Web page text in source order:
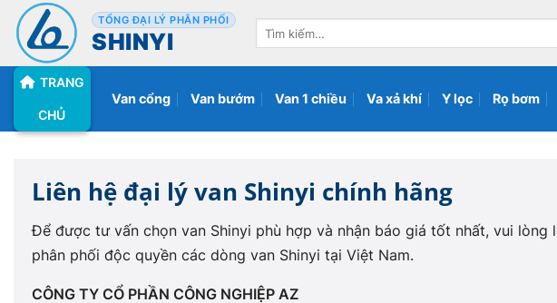
qua
dung
TỔNG ĐẠI LÝ PHÂN PHỐI
SHINYI
Tìm
TRANG
CHỦ
Van cổng Van bướm Van 1 chiều Va xả khí Y lọc Rọ bơm
Liên hệ đại lý van Shinyi chính hãng
Để được tư vấn chọn van Shinyi phù hợp và nhận báo giá tốt nhất, vui lòng
phân phối độc quyền các dòng van Shinyi tại Việt Nam.
CÔNG TY CỔ PHẦN CÔNG NGHIỆP AZ